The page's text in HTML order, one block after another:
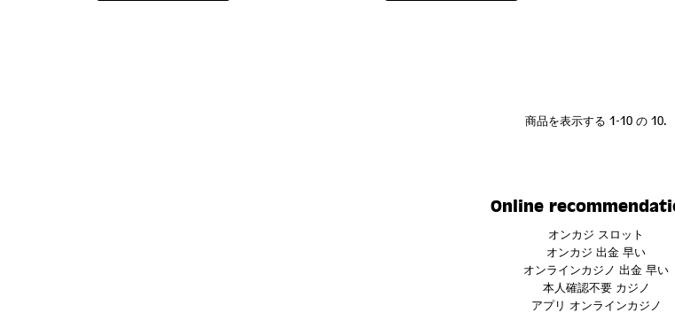
商品を表示する 1-10 の 10.
Online
オンカジ スロット
オンカジ 出金 早い
オンラインカジノ 出金 早い
本人確認不要 カジノ
アプリ オンラインカジノ